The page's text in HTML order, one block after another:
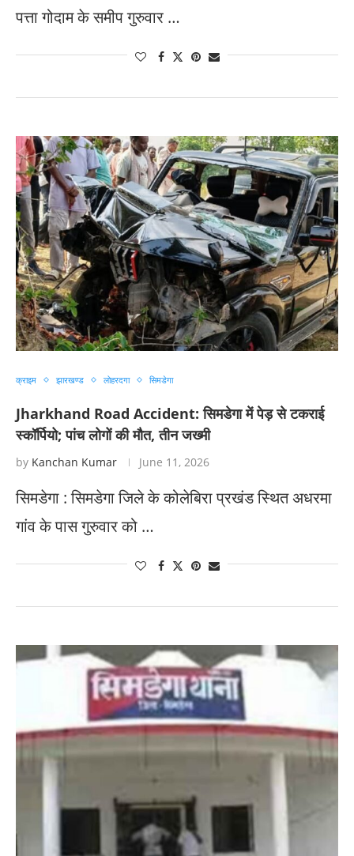
पत्ता गोदाम के समीप गुरुवार …
क्राइम झारखण्ड लोहरदगा सिमडेगा
Jharkhand Road Accident: सिमडेगा में पेड़ से टकराई
स्कॉर्पियो; पांच लोगों की मौत, तीन जख्मी
by Kanchan Kumar June 11, 2026
सिमडेगा : सिमडेगा जिले के कोलेबिरा प्रखंड स्थित अधरमा
गांव के पास गुरुवार को …